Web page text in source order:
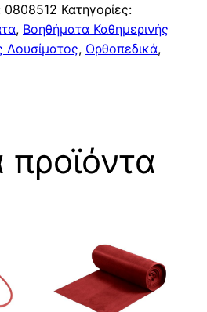
0808512 Κατηγορίες:
, Βοηθήματα Καθημερινής
Λουσίματος, Ορθοπεδικά,
προϊόντα